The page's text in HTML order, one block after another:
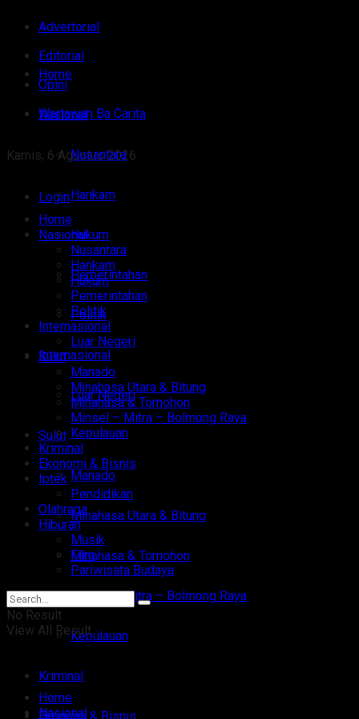
Advertorial
Editorial
Opini
Wartawan Ba Carita
Kamis, 6 Agustus 2026
Login
Home
Nasional
Nusantara
Hankam
Hukum
Pemerintahan
Politik
Internasional
Luar Negeri
Sulut
Manado
Minahasa Utara & Bitung
Minahasa & Tomohon
Minsel – Mitra – Bolmong Raya
Kepulauan
Kriminal
Home
Nasional
Nusantara
Hankam
Hukum
Pemerintahan
Politik
Internasional
Luar Negeri
Sulut
Manado
Minahasa Utara & Bitung
Minahasa & Tomohon
Minsel – Mitra – Bolmong Raya
Kepulauan
Kriminal
Ekonomi & Bisnis
Iptek
Pendidikan
Olahraga
Hiburan
Musik
Film
Pariwisata Budaya
No Result
View All Result
Home
Nasional